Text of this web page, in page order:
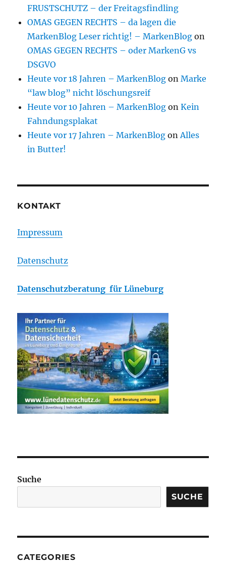
FRUSTSCHUTZ – der Freitagsfindling
OMAS GEGEN RECHTS – da lagen die
MarkenBlog Leser richtig! – MarkenBlog on
OMAS GEGEN RECHTS – oder MarkenG vs
DSGVO
Heute vor 18 Jahren – MarkenBlog onMarke
“law blog” nicht löschungsreif
Heute vor 10 Jahren – MarkenBlog onKein
Fahndungsplakat
Heute vor 17 Jahren – MarkenBlog onAlles
in Butter!
KONTAKT
Impressum
Datenschutz
Datenschutzberatung für Lüneburg
Suche
SUCHE
CATEGORIES